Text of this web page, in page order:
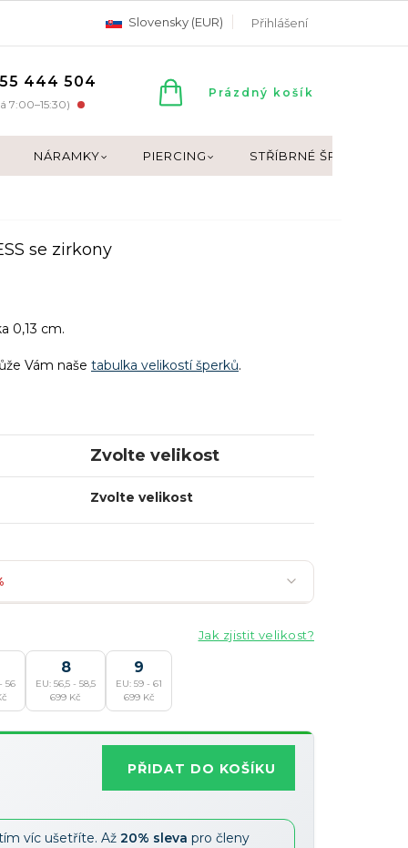
Slovensky (EUR) Přihlášení
444 504
7:00–15:30)
NÁKUPNÍ
Prázdný košík
NÁRAMKY PIERCING STŘÍBRNÉ ŠPERKY
se zirkony
0,13 cm.
Vám naše tabulka velikostí šperků.
Zvolte velikost
Zvolte velikost
Jak zjistit velikost?
56
8
EU: 56,5 - 58,5
699 Kč
9
EU: 59 - 61
699 Kč
PŘIDAT DO KOŠÍKU
víc ušetříte. Až 20% sleva pro členy